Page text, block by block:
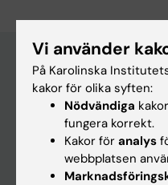
Huvudmeny
Utbildning
Forskarutbildning
Forskning
Vi använder
På Karolinska
kakor för olika syften:
Nödvändiga
fungera korrekt.
Kakor för analys
webbplatsen